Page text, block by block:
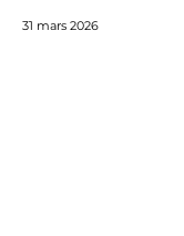
31 mars 2026